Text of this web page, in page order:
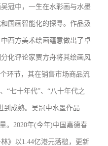
冠中，一生在水彩画与水墨
国画智能化的探寻。作品汲
西方美术绘画蕴意做出了卓
化评论家贾方舟将其绘画风
环节，其在销售市场商品流
“七十年代”、“八十年代之
到成熟。吴冠中水墨作品
。2020年(今年)中国嘉德春
》以1.44亿港元落槌，更新